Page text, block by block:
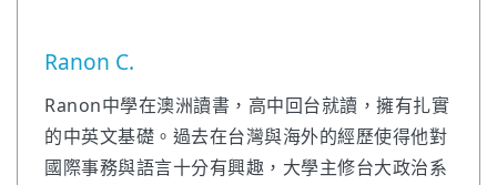
Ranon C.
Ranon中學在澳洲讀書，高中回台就讀，擁有扎實
的中英文基礎。過去在台灣與海外的經歷使得他對
國際事務與語言十分有興趣，大學主修台大政治系